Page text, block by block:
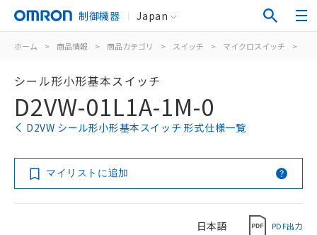
制御機器 Japan
ホーム > 商品情報 > 商品カテゴリ > スイッチ > マイクロスイッチ >
シール形小形基本スイッチ
D2VW-01L1A-1M-0
D2VW シール形小形基本スイッチ 形式仕様一覧
マイリストに追加
日本語 PDF出力